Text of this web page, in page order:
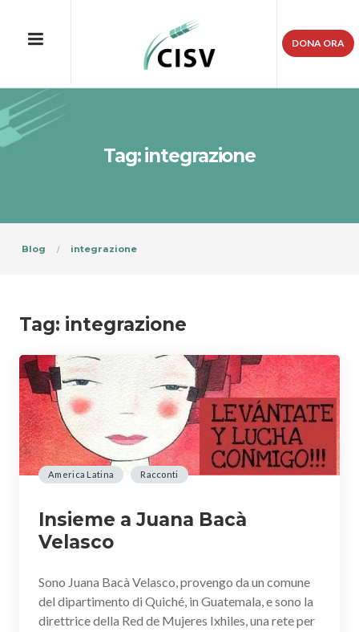
DONA ORA
Tag: integrazione
Blog integrazione
Tag: integrazione
America Latina Racconti
Insieme a Juana Bacà
Velasco
Sono Juana Bacà Velasco, provengo da un comune
del dipartimento di Quiché, in Guatemala, e sono la
direttrice della Red de Mujeres Ixhiles, una rete per